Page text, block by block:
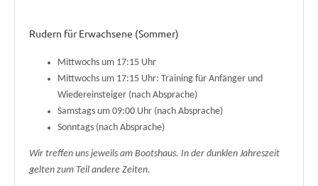
Rudern für Erwachsene (Sommer)
Mittwochs um 17:15 Uhr
Mittwochs um 17:15 Uhr: Training für Anfänger und
Wiedereinsteiger (nach Absprache)
Samstags um 09:00 Uhr (nach Absprache)
Sonntags (nach Absprache)
Wir treffen uns jeweils am Bootshaus. In der dunklen Jahreszeit
gelten zum Teil andere Zeiten.